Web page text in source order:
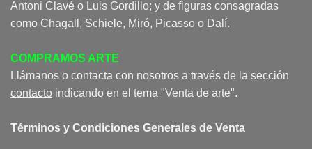
Antoni Clavé o Luis Gordillo; y de figuras consagradas
como Chagall, Schiele, Miró, Picasso o Dalí.
COMPRAMOS ARTE
Llámanos o contacta con nosotros a través de la sección
contacto indicando en el tema "Venta de arte".
Términos y Condiciones Generales de Venta